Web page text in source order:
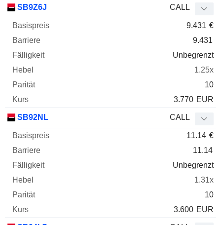
SB9Z6J CALL
9.431 €
9.431
Unbegrenzt
1.25x
10
3.770 EUR
SB92NL CALL
11.14 €
11.14
Unbegrenzt
1.31x
10
3.600 EUR